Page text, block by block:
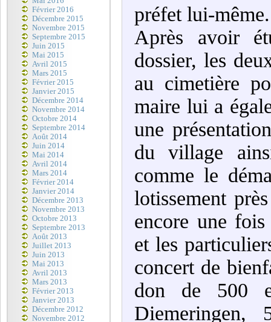
Février 2016
Décembre 2015
Novembre 2015
Septembre 2015
Juin 2015
Mai 2015
Avril 2015
Mars 2015
Février 2015
Janvier 2015
Décembre 2014
Novembre 2014
Octobre 2014
Septembre 2014
Août 2014
Juin 2014
Mai 2014
Avril 2014
Mars 2014
Février 2014
Janvier 2014
Décembre 2013
Novembre 2013
Octobre 2013
Septembre 2013
Août 2013
Juillet 2013
Juin 2013
Mai 2013
Avril 2013
Mars 2013
Février 2013
Janvier 2013
Décembre 2012
Novembre 2012
préfet lui-même.
Après avoir
dossier, les
au cimetière
maire lui a
une
du village
comme le
lotissement
encore une
et les
concert de
don de 500
Diemeringen,